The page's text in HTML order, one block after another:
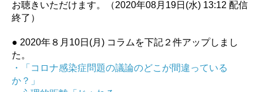
お聴きいただけます。（2020年08月19日(水) 13:12 配信
終了）
● 2020年８月10日(月) コラムを下記２件アップしまし
た。
・「コロナ感染症問題の議論のどこが間違っている
か？」